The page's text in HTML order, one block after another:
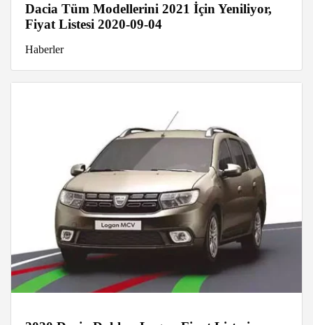
Dacia Tüm Modellerini 2021 İçin Yeniliyor,
Fiyat Listesi 2020-09-04
Haberler